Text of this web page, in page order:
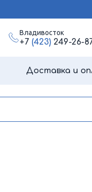
Владивосток
+7 (423)249-26-
Доставка и